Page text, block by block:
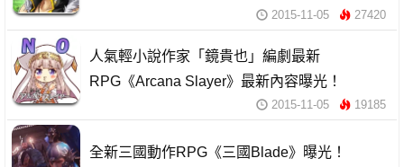
2015-11-05 27420
人氣輕小說作家「鏡貴也」編劇最新
RPG《Arcana Slayer》最新內容曝光！
2015-11-05 19185
全新三國動作RPG《三國Blade》曝光！